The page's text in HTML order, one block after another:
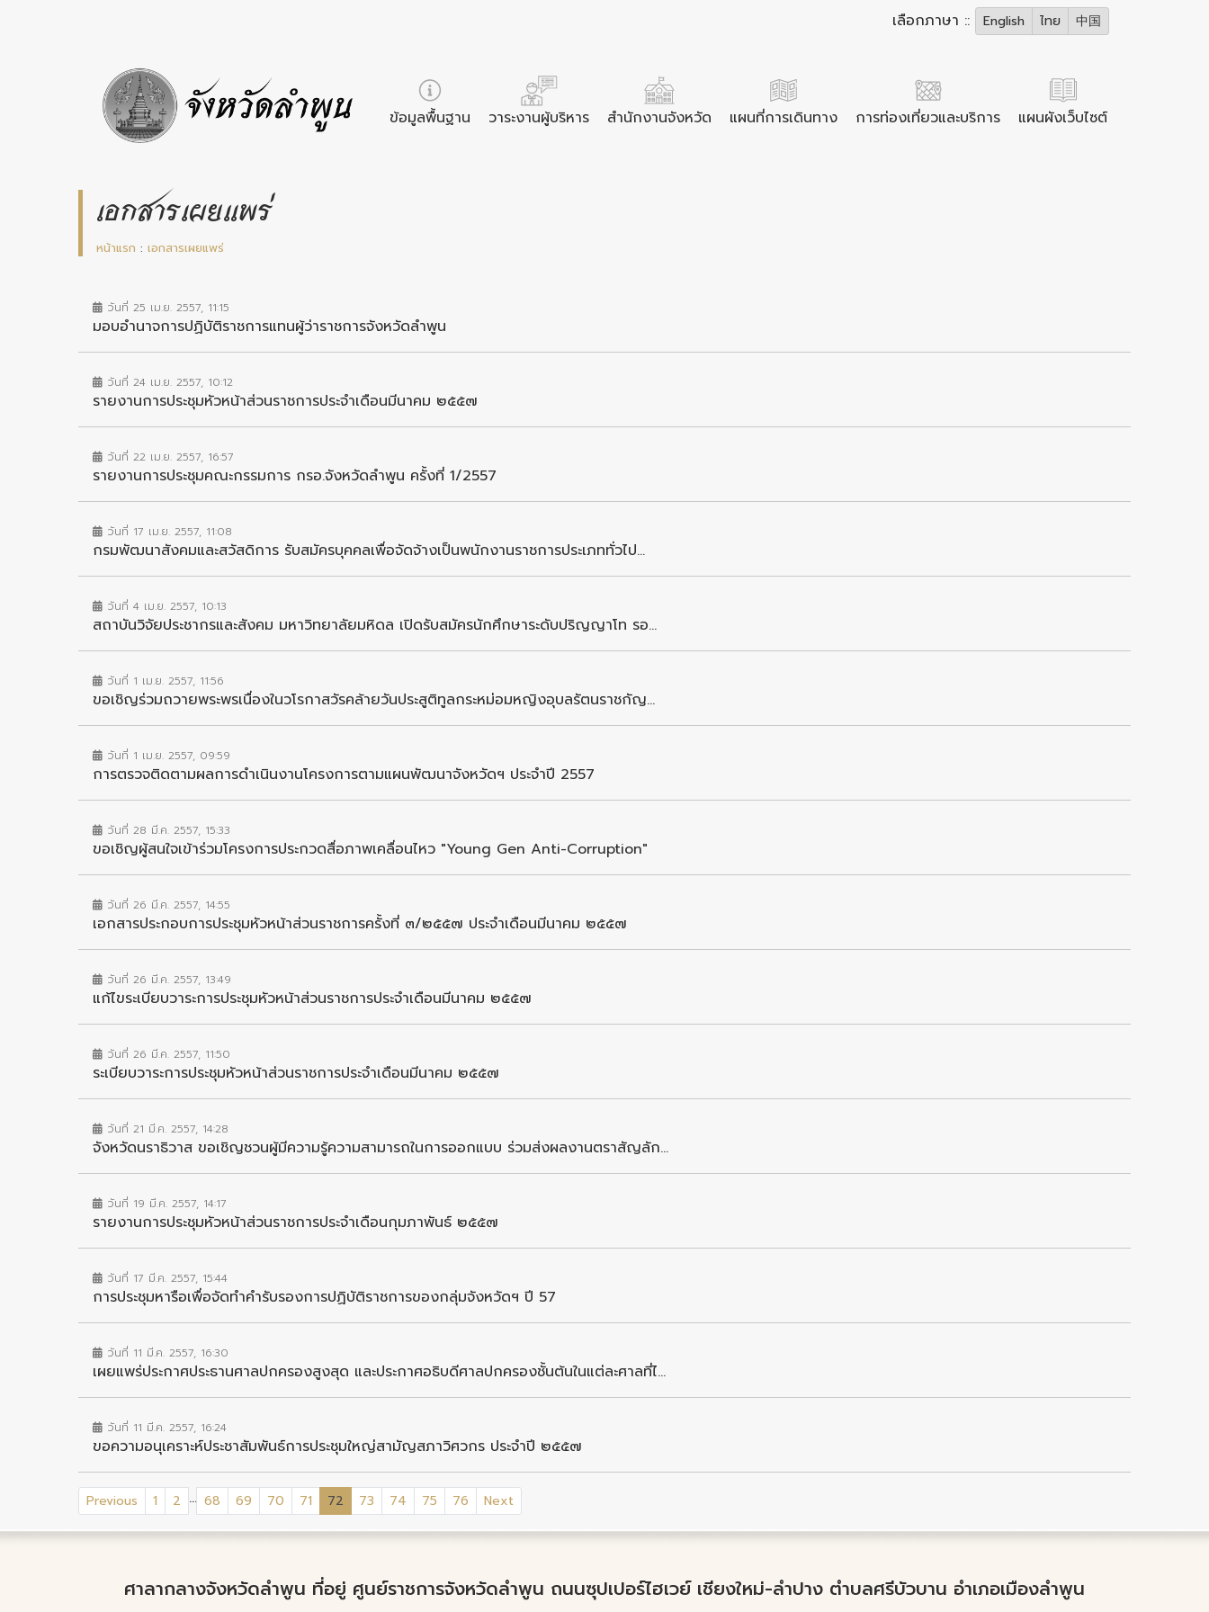
เลือกภาษา :: English ไทย 中国
ข้อมูลพื้นฐาน วาระงานผู้บริหาร สำนักงานจังหวัด แผนที่การเดินทาง การท่องเที่ยวและบริการ แผนผังเว็บไซต์
เอกสารเผยแพร่
หน้าแรก : เอกสารเผยแพร่
วันที่ 25 เม.ย. 2557, 11:15
มอบอำนาจการปฏิบัติราชการแทนผู้ว่าราชการจังหวัดลำพูน
วันที่ 24 เม.ย. 2557, 10:12
รายงานการประชุมหัวหน้าส่วนราชการประจำเดือนมีนาคม ๒๕๕๗
วันที่ 22 เม.ย. 2557, 16:57
รายงานการประชุมคณะกรรมการ กรอ.จังหวัดลำพูน ครั้งที่ 1/2557
วันที่ 17 เม.ย. 2557, 11:08
กรมพัฒนาสังคมและสวัสดิการ รับสมัครบุคคลเพื่อจัดจ้างเป็นพนักงานราชการประเภททั่วไป...
วันที่ 4 เม.ย. 2557, 10:13
สถาบันวิจัยประชากรและสังคม มหาวิทยาลัยมหิดล เปิดรับสมัครนักศึกษาระดับปริญญาโท รอ...
วันที่ 1 เม.ย. 2557, 11:56
ขอเชิญร่วมถวายพระพรเนื่องในวโรกาสวัรคล้ายวันประสูติทูลกระหม่อมหญิงอุบลรัตนราชกัญ...
วันที่ 1 เม.ย. 2557, 09:59
การตรวจติดตามผลการดำเนินงานโครงการตามแผนพัฒนาจังหวัดฯ ประจำปี 2557
วันที่ 28 มี.ค. 2557, 15:33
ขอเชิญผู้สนใจเข้าร่วมโครงการประกวดสื่อภาพเคลื่อนไหว "Young Gen Anti-Corruption"
วันที่ 26 มี.ค. 2557, 14:55
เอกสารประกอบการประชุมหัวหน้าส่วนราชการครั้งที่ ๓/๒๕๕๗ ประจำเดือนมีนาคม ๒๕๕๗
วันที่ 26 มี.ค. 2557, 13:49
แก้ไขระเบียบวาระการประชุมหัวหน้าส่วนราชการประจำเดือนมีนาคม ๒๕๕๗
วันที่ 26 มี.ค. 2557, 11:50
ระเบียบวาระการประชุมหัวหน้าส่วนราชการประจำเดือนมีนาคม ๒๕๕๗
วันที่ 21 มี.ค. 2557, 14:28
จังหวัดนราธิวาส ขอเชิญชวนผู้มีความรู้ความสามารถในการออกแบบ ร่วมส่งผลงานตราสัญลัก...
วันที่ 19 มี.ค. 2557, 14:17
รายงานการประชุมหัวหน้าส่วนราชการประจำเดือนกุมภาพันธ์ ๒๕๕๗
วันที่ 17 มี.ค. 2557, 15:44
การประชุมหารือเพื่อจัดทำคำรับรองการปฏิบัติราชการของกลุ่มจังหวัดฯ ปี 57
วันที่ 11 มี.ค. 2557, 16:30
เผยแพร่ประกาศประธานศาลปกครองสูงสุด และประกาศอธิบดีศาลปกครองชั้นต้นในแต่ละศาลที่ไ...
วันที่ 11 มี.ค. 2557, 16:24
ขอความอนุเคราะห์ประชาสัมพันธ์การประชุมใหญ่สามัญสภาวิศวกร ประจำปี ๒๕๕๗
Previous 1 2 ... 68 69 70 71 72 (current)
73 74 75 76 Next
ศาลากลางจังหวัดลำพูน ที่อยู่ ศูนย์ราชการจังหวัดลำพูน ถนนซุปเปอร์ไฮเวย์ เชียงใหม่-ลำปาง ตำบลศรีบัวบาน อำเภอเมืองลำพูน